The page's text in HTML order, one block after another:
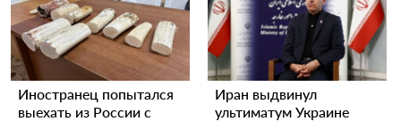
Иностранец попытался
выехать из России с
Иран выдвинул
ультиматум Украине